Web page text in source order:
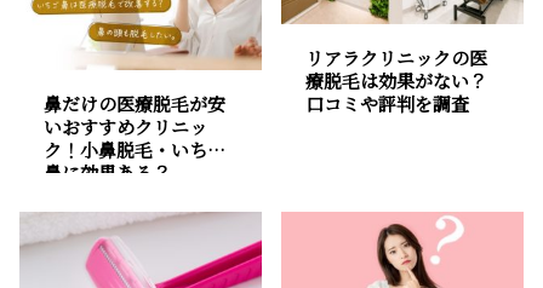
鼻だけの医療脱毛が安
いおすすめクリニッ
ク！小鼻脱毛・いちご
鼻に効果ある？
リアラクリニックの医
療脱毛は効果がない？
口コミや評判を調査